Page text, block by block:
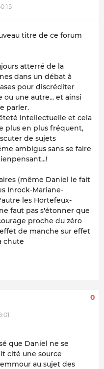
titre de ce forum
atterré de la
dans un débat à
pour discréditer
une autre... et ainsi
parler.
intellectuelle et cela
plus en plus fréquent,
de sujets
ambigus sans se faire
(même Daniel le fait
Inrock-Mariane-
les Hortefeux-
faut pas s'étonner que
proche du zéro
de manche sur effet
chute
0
que Daniel ne se
cité une source
au sujet des